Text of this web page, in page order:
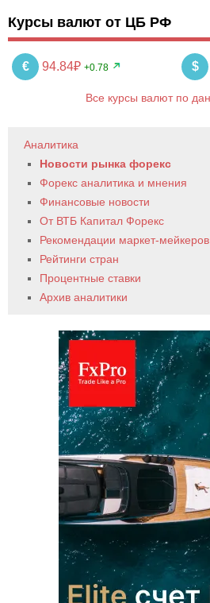
Курсы валют от ЦБ РФ
€ 94.84₽ +0.78 $
Все курсы валют по
Аналитика
Новости рынка форекс
Форекс аналитика и мнения
Финансовые новости
От ВТБ Капитал Форекс
Рекомендации маркет-мейкеров
Рейтинги стран
Процентные ставки
Архив аналитики